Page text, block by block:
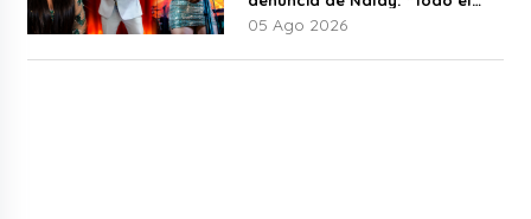
mundo lo sabía”
05 Ago 2026